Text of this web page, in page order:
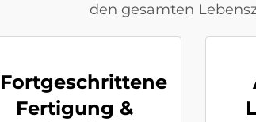
den gesamten
Fortgeschrittene
Fertigung &